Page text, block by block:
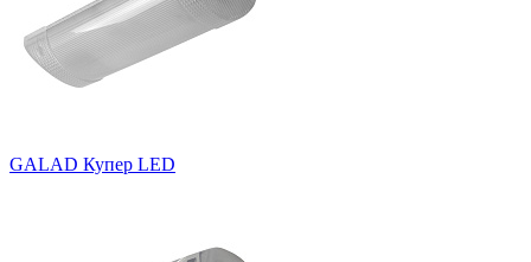
GALAD Купер LED